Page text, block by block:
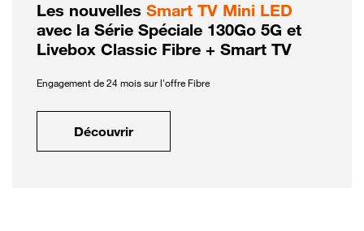
Les nouvelles Smart TV Mini LED
avec la Série Spéciale 130Go 5G et
Livebox Classic Fibre + Smart TV
Engagement de 24 mois sur l'offre Fibre
Découvrir